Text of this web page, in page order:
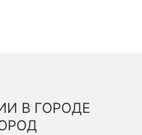
В ГОРОДЕ